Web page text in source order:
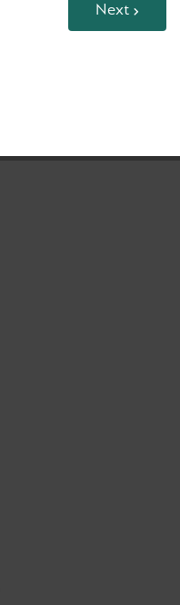
Next